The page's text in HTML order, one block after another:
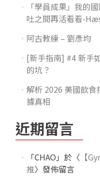
「學員成果」我的
吐之間再活看看-
阿古教練 – 劉彥均
[新手指南] #4 新手
的坑？
解析 2026 美國飲
據真相
近期留言
「CHAO 」於〈 【
推〉發佈留言